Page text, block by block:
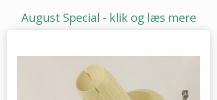
August Special - klik og læs mere